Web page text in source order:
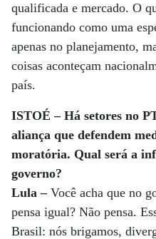
qualificada e mercado. O
funcionando como uma
apenas no planejamento,
coisas aconteçam
país.
ISTOÉ – Há setores no
aliança que defendem
moratória. Qual será a
governo?
Lula –Você acha que no
pensa igual? Não pensa.
Brasil: nós brigamos,